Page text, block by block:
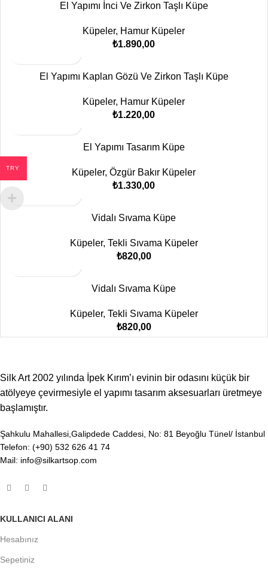
El Yapımı İnci Ve Zirkon Taşlı Küpe
Küpeler, Hamur Küpeler
₺1.890,00
El Yapımı Kaplan Gözü Ve Zirkon Taşlı Küpe
Küpeler, Hamur Küpeler
₺1.220,00
El Yapımı Tasarım Küpe
Küpeler, Özgür Bakır Küpeler
₺1.330,00
Vidalı Sıvama Küpe
Küpeler, Tekli Sıvama Küpeler
₺820,00
Vidalı Sıvama Küpe
Küpeler, Tekli Sıvama Küpeler
₺820,00
Silk Art 2002 yılında İpek Kırım’ı evinin bir odasını küçük bir
atölyeye çevirmesiyle el yapımı tasarım aksesuarları üretmeye
başlamıştır.
Şahkulu Mahallesi,Galipdede Caddesi, No: 81 Beyoğlu Tünel/ İstanbul
Telefon: (+90) 532 626 41 74
Mail: info@silkartsop.com
KULLANICI ALANI
Hesabınız
Sepetiniz
TRY